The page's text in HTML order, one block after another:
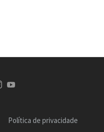
Política de privacidade